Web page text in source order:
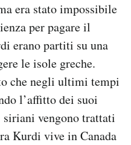
era stato impossibile
per pagare il
erano partiti su una
le isole greche.
che negli ultimi tempi
l’affitto dei suoi
vengono trattati
Kurdi vive in Canada